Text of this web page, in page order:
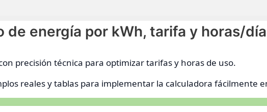
de energía por kWh, tarifa y horas/
precisión técnica para optimizar tarifas y horas de uso.
reales y tablas para implementar la calculadora fácilmente